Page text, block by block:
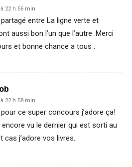
22 h 56 min
entre La ligne verte et
aussi bon l’un que l’autre .Merci
et bonne chance a tous .
22 h 58 min
ce super concours j’adore ça!
encore vu le dernier qui est sorti au
cas j’adore vos livres.